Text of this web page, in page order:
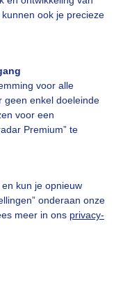
ook je precieze
voor alle
geen enkel doeleinde
voor een
Premium” te
kun je opnieuw
onderaan onze
meer in ons privacy-